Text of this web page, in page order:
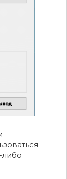
либо